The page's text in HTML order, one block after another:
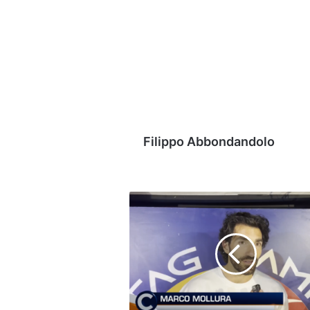
Filippo Abbondandolo
Avellino
terzo
innesto:
"Voglio